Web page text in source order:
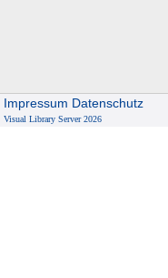
Impressum Datenschutz
Visual Library Server 2026